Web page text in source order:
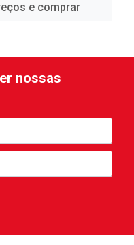
e comprar
nossas